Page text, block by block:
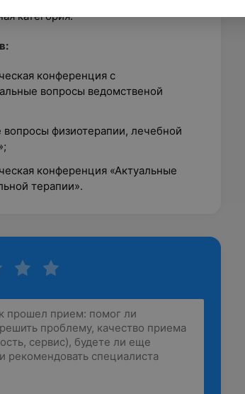
категория.
конференция с
вопросы ведомственой
физиотерапии, лечебной
конференция «Актуальные
терапии».